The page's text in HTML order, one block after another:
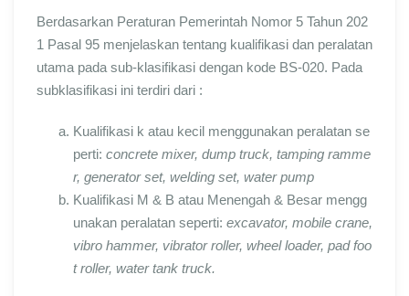
Berdasarkan Peraturan Pemerintah Nomor 5 Tahun 202
1 Pasal 95 menjelaskan tentang kualifikasi dan peralatan
utama pada sub-klasifikasi dengan kode BS-020. Pada
subklasifikasi ini terdiri dari :
Kualifikasi k atau kecil menggunakan peralatan se
perti: concrete mixer, dump truck, tamping ramme
r, generator set, welding set, water pump
Kualifikasi M & B atau Menengah & Besar mengg
unakan peralatan seperti: excavator, mobile crane,
vibro hammer, vibrator roller, wheel loader, pad foo
t roller, water tank truck.